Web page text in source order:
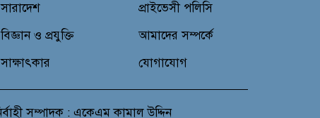
সারাদেশ
বিজ্ঞান ও প্রযুক্তি
সাক্ষাৎকার
প্রাইভেসী পলিসি
আমাদের সম্পর্কে
যোগাযোগ
সম্পাদক : একেএম কামাল উদ্দিন